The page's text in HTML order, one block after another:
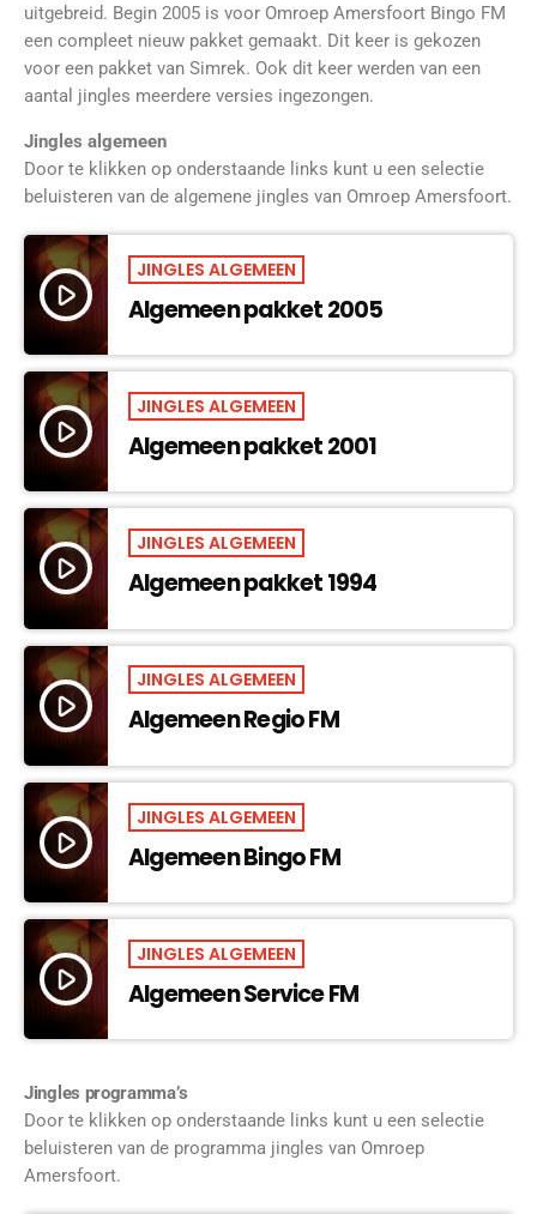
uitgebreid. Begin 2005 is voor Omroep Amersfoort Bingo FM
een compleet nieuw pakket gemaakt. Dit keer is gekozen
voor een pakket van Simrek. Ook dit keer werden van een
aantal jingles meerdere versies ingezongen.
Jingles algemeen
Door te klikken op onderstaande links kunt u een selectie
beluisteren van de algemene jingles van Omroep Amersfoort.
play_arrow
JINGLES ALGEMEEN
Algemeen pakket 2005
play_arrow
JINGLES ALGEMEEN
Algemeen pakket 2001
play_arrow
JINGLES ALGEMEEN
Algemeen pakket 1994
play_arrow
JINGLES ALGEMEEN
Algemeen Regio FM
play_arrow
JINGLES ALGEMEEN
Algemeen Bingo FM
play_arrow
JINGLES ALGEMEEN
Algemeen Service FM
Jingles programma’s
Door te klikken op onderstaande links kunt u een selectie
beluisteren van de programma jingles van Omroep
Amersfoort.